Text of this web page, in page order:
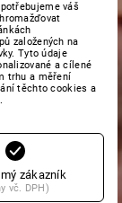
váš
založených na
Tyto údaje
a cílené
trhu a měření
těchto cookies a
zákazník
vč. DPH)